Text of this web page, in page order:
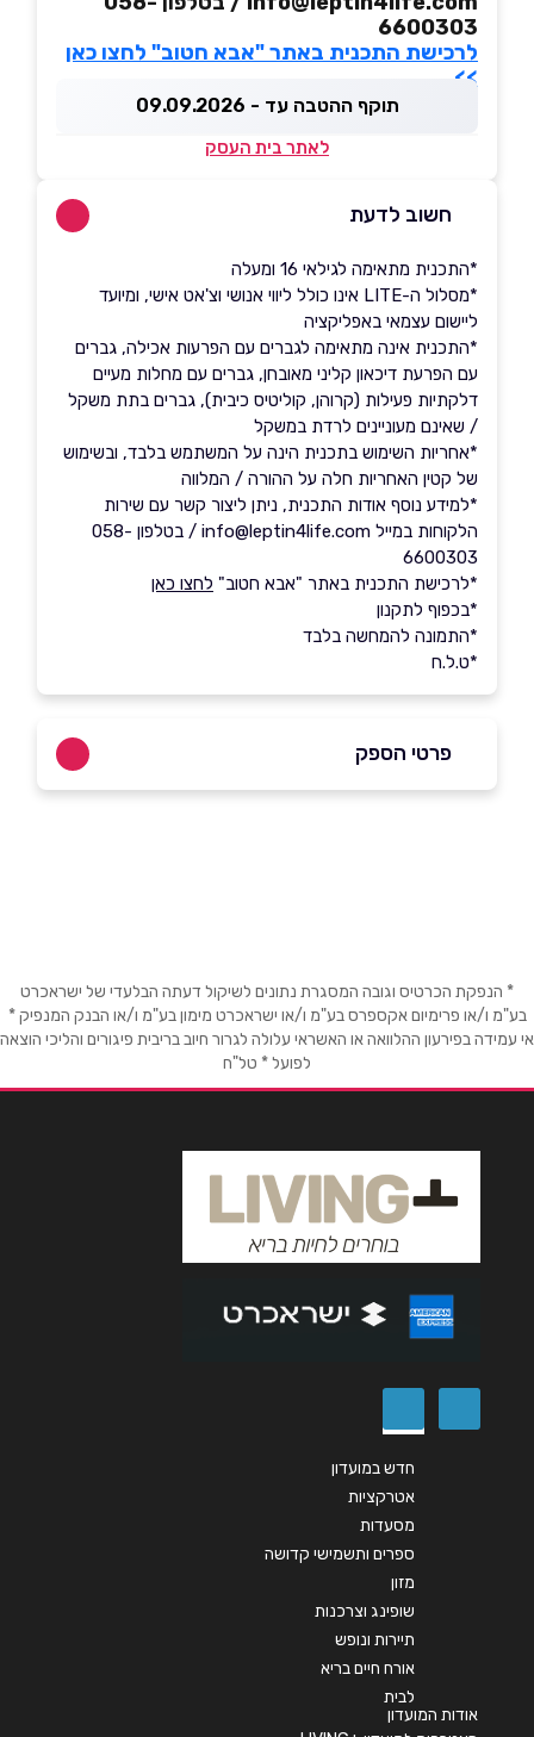
6600303
לרכישת התכנית באתר "אבא חטוב" לחצו כאן
>>
תוקף ההטבה עד - 09.09.2026
לאתר בית העסק
חשוב לדעת
*התכנית מתאימה לגילאי 16 ומעלה
*מסלול ה-LITE אינו כולל ליווי אנושי וצ'אט אישי, ומיועד
ליישום עצמאי באפליקציה
*התכנית אינה מתאימה לגברים עם הפרעות אכילה, גברים
עם הפרעת דיכאון קליני מאובחן, גברים עם מחלות מעיים
דלקתיות פעילות (קרוהן, קוליטיס כיבית), גברים בתת משקל
/ שאינם מעוניינים לרדת במשקל
*אחריות השימוש בתכנית הינה על המשתמש בלבד, ובשימוש
של קטין האחריות חלה על ההורה / המלווה
*למידע נוסף אודות התכנית, ניתן ליצור קשר עם שירות
הלקוחות במייל info@leptin4life.com / בטלפון 058-
6600303
*לרכישת התכנית באתר "אבא חטוב" לחצו כאן
*בכפוף לתקנון
*התמונה להמחשה בלבד
*ט.ל.ח
פרטי הספק
שם מלא*
אימייל *
נושא*
אנא חזרו אלי בקשר ל...
שליחה
* הנפקת הכרטיס וגובה המסגרת נתונים לשיקול דעתה הבלעדי של ישראכרט
בע"מ ו/או פרימיום אקספרס בע"מ ו/או ישראכרט מימון בע"מ ו/או הבנק המנפיק *
אי עמידה בפירעון ההלוואה או האשראי עלולה לגרור חיוב בריבית פיגורים והליכי הוצאה
לפועל * טל"ח
חדש במועדון
אטרקציות
מסעדות
ספרים ותשמישי קדושה
מזון
שופינג וצרכנות
תיירות ונופש
אורח חיים בריא
לבית
אודות המועדון